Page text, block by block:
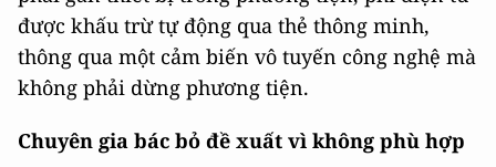
được khấu trừ tự động qua thẻ thông minh,
thông qua một cảm biến vô tuyến công nghệ mà
không phải dừng phương tiện.
Chuyên gia bác bỏ đề xuất vì không phù hợp